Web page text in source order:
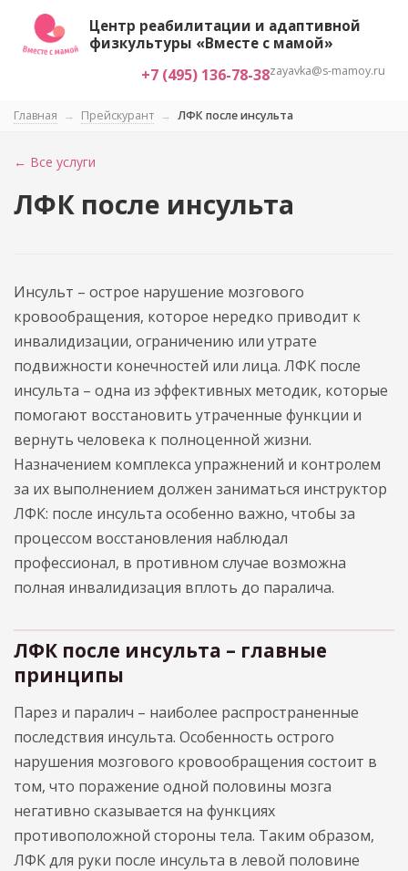
Центр реабилитации и адаптивной
физкультуры «Вместе с мамой»
+7 (495) 136-78-38zayavka@s-mamoy.ru
Главная → Прейскурант → ЛФК после инсульта
← Все услуги
ЛФК после инсульта
Инсульт – острое нарушение мозгового
кровообращения, которое нередко приводит к
инвалидизации, ограничению или утрате
подвижности конечностей или лица. ЛФК после
инсульта – одна из эффективных методик, которые
помогают восстановить утраченные функции и
вернуть человека к полноценной жизни.
Назначением комплекса упражнений и контролем
за их выполнением должен заниматься инструктор
ЛФК: после инсульта особенно важно, чтобы за
процессом восстановления наблюдал
профессионал, в противном случае возможна
полная инвалидизация вплоть до паралича.
ЛФК после инсульта – главные
принципы
Парез и паралич – наиболее распространенные
последствия инсульта. Особенность острого
нарушения мозгового кровообращения состоит в
том, что поражение одной половины мозга
негативно сказывается на функциях
противоположной стороны тела. Таким образом,
ЛФК для руки после инсульта в левой половине